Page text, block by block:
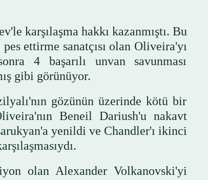
karşılaşma hakkı kazanmıştı. Bu
ettirme sanatçısı olan Oliveira'yı
4 başarılı unvan savunması
gibi görünüyor.
gözünün üzerinde kötü bir
Beneil Dariush'u nakavt
yenildi ve Chandler'ı ikinci
olan Alexander Volkanovski'yi